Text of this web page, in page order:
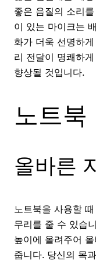
좋은 음질의 소리
이 있는 마이크는
화가 더욱 선명하
리 전달이 명쾌하
향상될 것입니다.
노트북
올바른
노트북을 사용할
무리를 줄 수 있습
높이에 올려주어
줍니다. 당신의 목